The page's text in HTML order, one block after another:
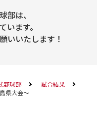
部は、
います。
いいたします！
野球部
試合結果
県大会～